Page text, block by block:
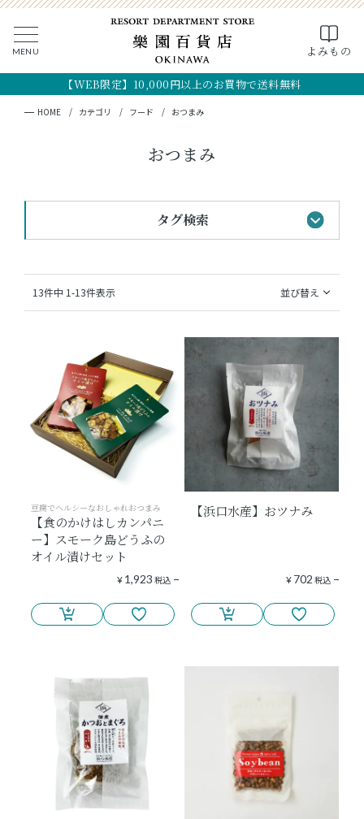
MENU よみもの
【WEB限定】10,000円以上のお買物で送料無料
CLOSE
検索
キーワード検索
MY PAGE CART
全ての商品
つくり手
OKINAWA the RYUKYU
ショッピングガイド
よみもの
樂園百貨店について
HOME カテゴリ フード おつまみ
おつまみ
タグ検索
並び替え
13件中 1-13件表示
豆腐でヘルシーなおしゃれおつまみ
【食のかけはしカンパニ
ー】スモーク島どうふの
オイル漬けセット
¥ 1,923 税込
【浜口水産】おツナみ
¥ 702 税込